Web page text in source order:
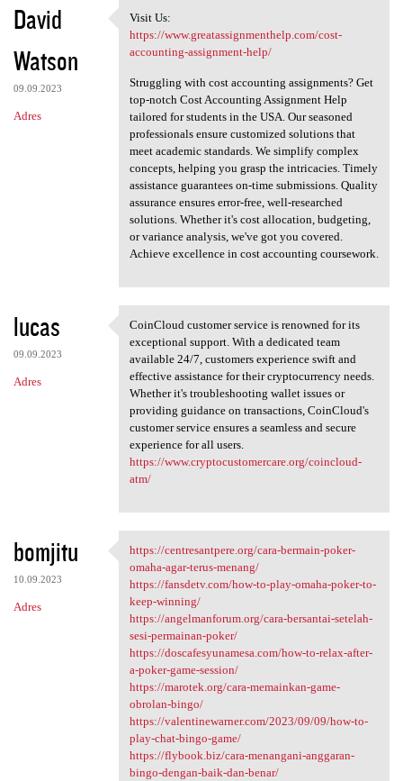
David
Watson
09.09.2023
Adres
Visit Us: https://www
Visit Us:
https://www.greatassignmenthelp.com/cost-
accounting-assignment-help/
Struggling with cost accounting assignments? Get
top-notch Cost Accounting Assignment Help
tailored for students in the USA. Our seasoned
professionals ensure customized solutions that
meet academic standards. We simplify complex
concepts, helping you grasp the intricacies. Timely
assistance guarantees on-time submissions. Quality
assurance ensures error-free, well-researched
solutions. Whether it's cost allocation, budgeting,
or variance analysis, we've got you covered.
Achieve excellence in cost accounting coursework.
lucas
09.09.2023
Adres
CoinCloud customer service is
CoinCloud customer service is renowned for its
exceptional support. With a dedicated team
available 24/7, customers experience swift and
effective assistance for their cryptocurrency needs.
Whether it's troubleshooting wallet issues or
providing guidance on transactions, CoinCloud's
customer service ensures a seamless and secure
experience for all users.
https://www.cryptocustomercare.org/coincloud-
atm/
bomjitu
10.09.2023
Adres
https://centresantpere.org
https://centresantpere.org/cara-bermain-poker-
omaha-agar-terus-menang/
https://fansdetv.com/how-to-play-omaha-poker-to-
keep-winning/
https://angelmanforum.org/cara-bersantai-setelah-
sesi-permainan-poker/
https://doscafesyunamesa.com/how-to-relax-after-
a-poker-game-session/
https://marotek.org/cara-memainkan-game-
obrolan-bingo/
https://valentinewarner.com/2023/09/09/how-to-
play-chat-bingo-game/
https://flybook.biz/cara-menangani-anggaran-
bingo-dengan-baik-dan-benar/